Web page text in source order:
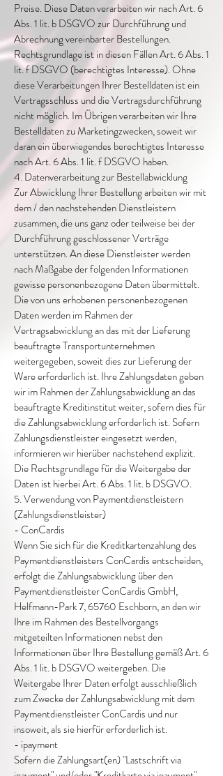
Preise. Diese Daten verarbeiten wir nach Art. 6
Abs. 1 lit. b DSGVO zur Durchführung und
Abrechnung vereinbarter Bestellungen.
Rechtsgrundlage ist in diesen Fällen Art. 6 Abs. 1
lit. f DSGVO (berechtigtes Interesse). Ohne
diese Verarbeitungen Ihrer Bestelldaten ist ein
Vertragsschluss und die Vertragsdurchführung
nicht möglich. Im Übrigen verarbeiten wir Ihre
Bestelldaten zu Marketingzwecken, soweit wir
daran ein überwiegendes berechtigtes Interesse
nach Art. 6 Abs. 1 lit. f DSGVO haben.
4. Datenverarbeitung zur Bestellabwicklung
Zur Abwicklung Ihrer Bestellung arbeiten wir mit
dem / den nachstehenden Dienstleistern
zusammen, die uns ganz oder teilweise bei der
Durchführung geschlossener Verträge
unterstützen. An diese Dienstleister werden
nach Maßgabe der folgenden Informationen
gewisse personenbezogene Daten übermittelt.
Die von uns erhobenen personenbezogenen
Daten werden im Rahmen der
Vertragsabwicklung an das mit der Lieferung
beauftragte Transportunternehmen
weitergegeben, soweit dies zur Lieferung der
Ware erforderlich ist. Ihre Zahlungsdaten geben
wir im Rahmen der Zahlungsabwicklung an das
beauftragte Kreditinstitut weiter, sofern dies für
die Zahlungsabwicklung erforderlich ist. Sofern
Zahlungsdienstleister eingesetzt werden,
informieren wir hierüber nachstehend explizit.
Die Rechtsgrundlage für die Weitergabe der
Daten ist hierbei Art. 6 Abs. 1 lit. b DSGVO.
5. Verwendung von Paymentdienstleistern
(Zahlungsdienstleister)
- ConCardis
Wenn Sie sich für die Kreditkartenzahlung des
Paymentdienstleisters ConCardis entscheiden,
erfolgt die Zahlungsabwicklung über den
Paymentdienstleister ConCardis GmbH,
Helfmann-Park 7, 65760 Eschborn, an den wir
Ihre im Rahmen des Bestellvorgangs
mitgeteilten Informationen nebst den
Informationen über Ihre Bestellung gemäß Art. 6
Abs. 1 lit. b DSGVO weitergeben. Die
Weitergabe Ihrer Daten erfolgt ausschließlich
zum Zwecke der Zahlungsabwicklung mit dem
Paymentdienstleister ConCardis und nur
insoweit, als sie hierfür erforderlich ist.
- ipayment
Sofern die Zahlungsart(en) "Lastschrift via